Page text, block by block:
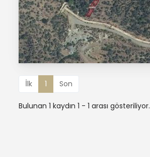
İlk 1 Son
Bulunan 1 kaydın 1 - 1 arası gösteriliyor.